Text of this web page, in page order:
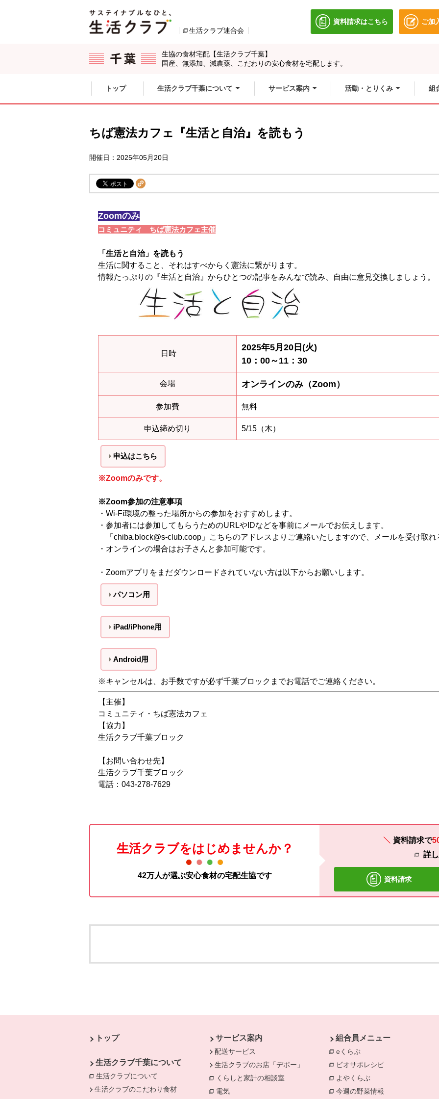
生活クラブ連合会 別のウィンドウで開きます。
資料請求はこちら
別のウィンドウで開きます
ご加
生協の食材宅配【生活クラブ千葉】
国産、無添加、減農薬、こだわりの安心食材を宅配します。
ここからサイト内共通メニューです。
サイト内共通メニューをスキップする
トップ 生活クラブ千葉について サービス案内 活動・とりくみ 組
ちば憲法カフェ『生活と自治』を読もう
開催日：2025年05月20日
Zoomのみ
コミュニティ ちば憲法カフェ主催
「生活と自治」を読もう
生活に関すること、それはすべからく憲法に繋がります。
情報たっぷりの『生活と自治』からひとつの記事をみんなで読み、自由に意見交換しましょう。
日時
2025年5月20日(火)
10：00～11：30
会場 オンラインのみ（Zoom）
参加費 無料
申込締め切り 5/15（木）
申込はこちら
※Zoomのみです。
※Zoom参加の注意事項
・Wi-Fi環境の整った場所からの参加をおすすめします。
・参加者には参加してもらうためのURLやIDなどを事前にメールでお伝えします。
「chiba.block@s-club.coop」こちらのアドレスよりご連絡いたしますので、メールを受け取れ
・オンラインの場合はお子さんと参加可能です。
・Zoomアプリをまだダウンロードされていない方は以下からお願いします。
パソコン用
iPad/iPhone用
Android用
※キャンセルは、お手数ですが必ず千葉ブロックまでお電話でご連絡ください。
【主催】
コミュニティ・ちば憲法カフェ
【協力】
生活クラブ千葉ブロック
【お問い合わせ先】
生活クラブ千葉ブロック
電話：043-278-7629
生活クラブをはじめませんか？
42万人が選ぶ安心食材の宅配生協です
資料請求で
詳
資料請求
トップ
生活クラブ千葉について
生活クラブについて
別のウィンドウで開きます。
生活クラブのこだわり食材
サービス案内
配送サービス
生活クラブのお店「デポー」
くらしと家計の相談室 別のウィンドウで開きます。
電気
組合員メニュー
eくらぶ
ビオサポレシピ
よやくらぶ 別のウィンドウで開き
今週の野菜情報 別のウィンドウ